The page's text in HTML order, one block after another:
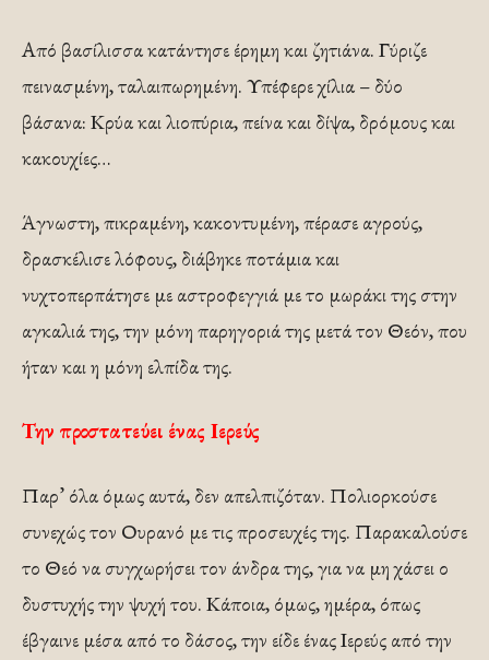
Από βασίλισσα κατάντησε έρημη και ζητιάνα. Γύριζε
πεινασμένη, ταλαιπωρημένη. Υπέφερε χίλια – δύο
βάσανα: Κρύα και λιοπύρια, πείνα και δίψα, δρόμους και
κακουχίες…
Άγνωστη, πικραμένη, κακοντυμένη, πέρασε αγρούς,
δρασκέλισε λόφους, διάβηκε ποτάμια και
νυχτοπερπάτησε με αστροφεγγιά με το μωράκι της στην
αγκαλιά της, την μόνη παρηγοριά της μετά τον Θεόν, που
ήταν και η μόνη ελπίδα της.
Την προστατεύει ένας Ιερεύς
Παρ’ όλα όμως αυτά, δεν απελπιζόταν. Πολιορκούσε
συνεχώς τον Ουρανό με τις προσευχές της. Παρακαλούσε
το Θεό να συγχωρήσει τον άνδρα της, για να μη χάσει ο
δυστυχής την ψυχή του. Κάποια, όμως, ημέρα, όπως
έβγαινε μέσα από το δάσος, την είδε ένας Ιερεύς από την